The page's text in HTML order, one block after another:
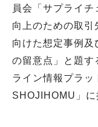
員会「サプライ
向上のための取引
向けた想定事例及
の留意点」と題す
ライン情報プラ
SHOJIHOMU」に